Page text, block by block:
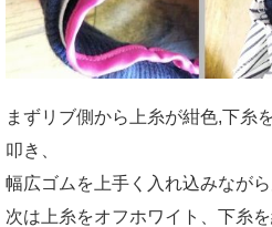
まずリブ側から上糸が紺色,下糸
叩き、
幅広ゴムを上手く入れ込みなが
次は上糸をオフホワイト、下糸